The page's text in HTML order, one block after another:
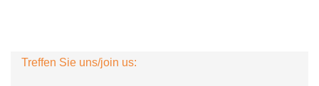
Treffen Sie uns/join us: